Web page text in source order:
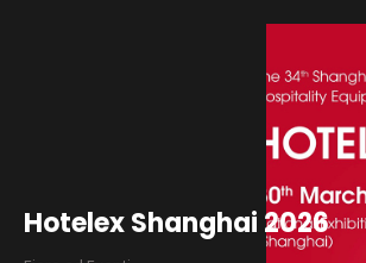
Hotelex Shanghai 2026